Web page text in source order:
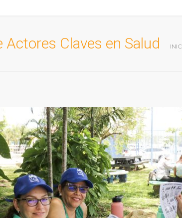
Actores Claves en Salud